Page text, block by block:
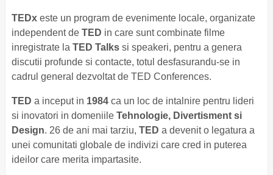
TEDx este un program de evenimente locale, organizate
independent de TED in care sunt combinate filme
inregistrate la TED Talkssi speakeri, pentru a genera
discutii profunde si contacte, totul desfasurandu-se in
cadrul general dezvoltat de TED Conferences.
TED a inceput in 1984 ca un loc de intalnire pentru lideri
si inovatori in domeniile Tehnologie, Divertisment si
Design. 26 de ani mai tarziu, TED a devenit o legatura a
unei comunitati globale de indivizi care cred in puterea
ideilor care merita impartasite.